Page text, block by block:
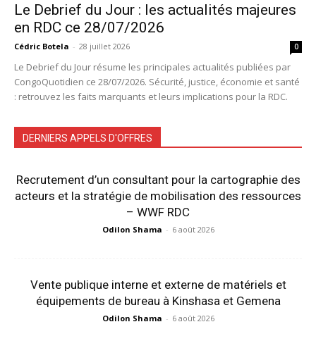
Le Debrief du Jour : les actualités majeures
en RDC ce 28/07/2026
Cédric Botela - 28 juillet 2026 0
Le Debrief du Jour résume les principales actualités publiées par
CongoQuotidien ce 28/07/2026. Sécurité, justice, économie et santé
: retrouvez les faits marquants et leurs implications pour la RDC.
DERNIERS APPELS D'OFFRES
Recrutement d’un consultant pour la cartographie des
acteurs et la stratégie de mobilisation des ressources
– WWF RDC
Odilon Shama - 6 août 2026
Vente publique interne et externe de matériels et
équipements de bureau à Kinshasa et Gemena
Odilon Shama - 6 août 2026